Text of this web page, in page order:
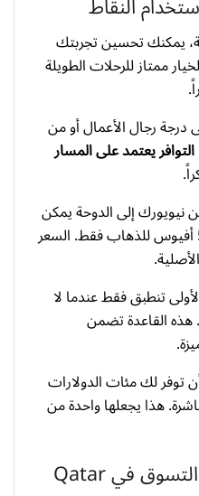
يمكنك تحسين تجربتك
ممتاز للرحلات الطويلة
درجة رجال الأعمال أو من
التوافر يعتمد على المسار
نيويورك إلى الدوحة يمكن
أن تكلف بين 37,000 و55,000 أفيوس للذهاب فقط. السعر
تنطبق فقط عندما لا
هذه القاعدة تضمن
توفر لك مئات الدولارات
هذا يجعلها واحدة من
خيار “نقود + أفيوس” والتسوق في Qatar